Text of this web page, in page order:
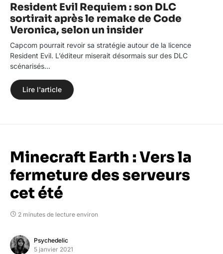
Resident Evil Requiem : son DLC
sortirait après le remake de Code
Veronica, selon un insider
Capcom pourrait revoir sa stratégie autour de la licence
Resident Evil. L’éditeur miserait désormais sur des DLC
scénarisés…
Lire l'article
Minecraft Earth : Vers la
fermeture des serveurs
cet été
2 minutes de lecture environ
Psychedelic
5 janvier 2021